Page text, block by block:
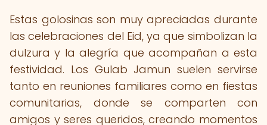
Estas golosinas son muy apreciadas durante
las celebraciones del Eid, ya que simbolizan la
dulzura y la alegría que acompañan a esta
festividad. Los Gulab Jamun suelen servirse
tanto en reuniones familiares como en fiestas
comunitarias, donde se comparten con
amigos y seres queridos, creando momentos